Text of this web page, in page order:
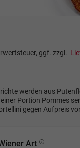
ggf. zzgl.
werden aus
Portion Pommes
gegen Aufpreis
Art